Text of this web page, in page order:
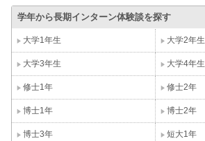
学年から長期インターン体験談を探す
大学1年生 大学2年生
大学3年生 大学4年生
修士1年 修士2年
博士1年 博士2年
博士3年 短大1年